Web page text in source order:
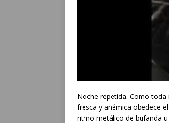
Noche repetida. Como toda
fresca y anémica obedece
ritmo metálico de bufanda